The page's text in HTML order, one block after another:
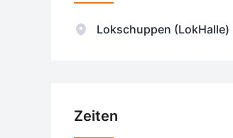
Lokschuppen (LokHalle)
Zeiten